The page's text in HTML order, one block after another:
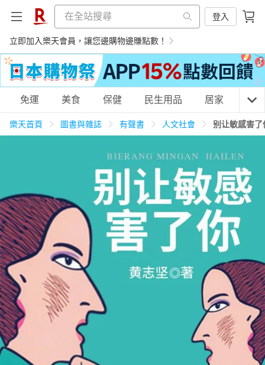
登入
立即加入樂天會員，讓您邊購物邊賺點數！
購物網分類
美食蛋糕 養生保健 民生用品
居家生活 3C家電 親子玩具
女裝 情趣用品
日本購物 電子/紙本書
免運 美食 保健 民生用品 居家 3C
樂天首頁 圖書與雜誌 有聲書 人文社會 别让敏感害